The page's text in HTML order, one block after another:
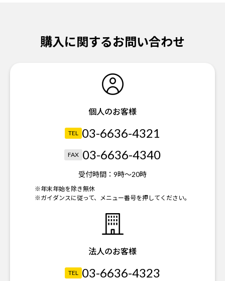
購入に関するお問い合わせ
個人のお客様
TEL 03-6636-4321
FAX 03-6636-4340
受付時間： 9時～20時
※年末年始を除き無休
※ガイダンスに従って、メニュー番号を押してください。
法人のお客様
TEL 03-6636-4323